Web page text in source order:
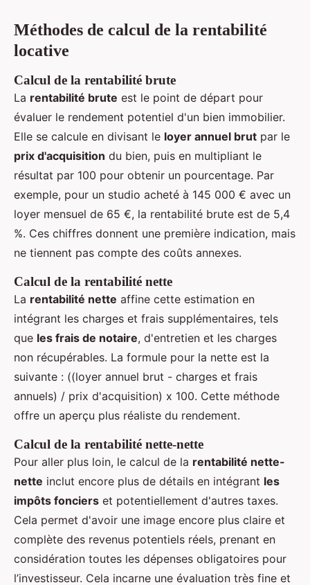
Méthodes de calcul de la rentabilité
locative
Calcul de la rentabilité brute
La rentabilité brute est le point de départ pour
évaluer le rendement potentiel d'un bien immobilier.
Elle se calcule en divisant le loyer annuel brut par le
prix d'acquisition du bien, puis en multipliant le
résultat par 100 pour obtenir un pourcentage. Par
exemple, pour un studio acheté à 145 000 € avec un
loyer mensuel de 65 €, la rentabilité brute est de 5,4
%. Ces chiffres donnent une première indication, mais
ne tiennent pas compte des coûts annexes.
Calcul de la rentabilité nette
La rentabilité nette affine cette estimation en
intégrant les charges et frais supplémentaires, tels
que les frais de notaire, d'entretien et les charges
non récupérables. La formule pour la nette est la
suivante : ((loyer annuel brut - charges et frais
annuels) / prix d'acquisition) x 100. Cette méthode
offre un aperçu plus réaliste du rendement.
Calcul de la rentabilité nette-nette
Pour aller plus loin, le calcul de la rentabilité nette-
nette inclut encore plus de détails en intégrant les
impôts fonciers et potentiellement d'autres taxes.
Cela permet d'avoir une image encore plus claire et
complète des revenus potentiels réels, prenant en
considération toutes les dépenses obligatoires pour
l’investisseur. Cela incarne une évaluation très fine et